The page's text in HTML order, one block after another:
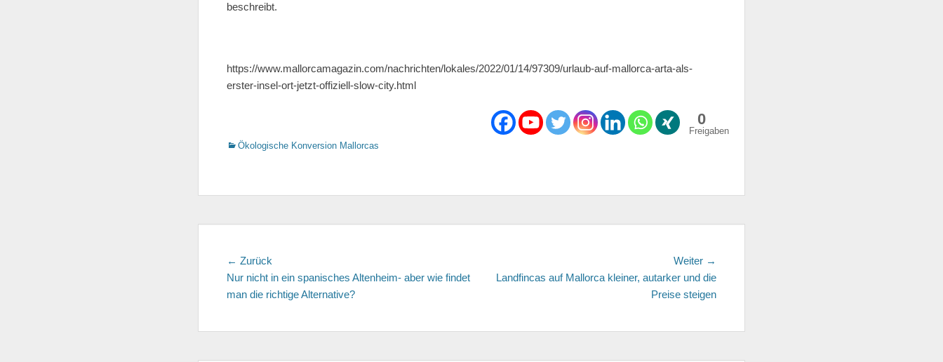
beschreibt.
https://www.mallorcamagazin.com/nachrichten/lokales/2022/01/14/97309/urlaub-auf-mallorca-arta-als-
erster-insel-ort-jetzt-offiziell-slow-city.html
0
Freigaben
Kategorien
Ökologische Konversion Mallorcas
Beitragsnavigation
← Zurück
Beitrag:
Nur nicht in ein spanisches Altenheim- aber wie findet
man die richtige Alternative?
Weiter →
Landfincas auf Mallorca kleiner, autarker und die
Preise steigen